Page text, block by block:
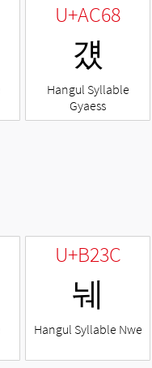
U+AC68
걨
Hangul Syllable
Gyaess
U+B23C
눼
Hangul Syllable Nwe